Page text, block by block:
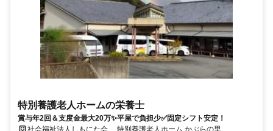
特別養護老人ホームの栄養士
賞与年2回＆支度金最大20万✨平屋で負担少✅固定シフト安定！